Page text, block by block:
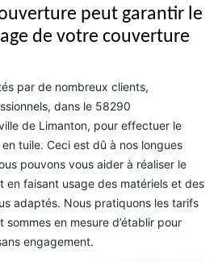
peut garantir le
de votre couverture
par de nombreux clients,
dans le 58290
de Limanton, pour effectuer le
tuile. Ceci est dû à nos longues
pouvons vous aider à réaliser le
en faisant usage des matériels et des
adaptés. Nous pratiquons les tarifs
en mesure d’établir pour
engagement.